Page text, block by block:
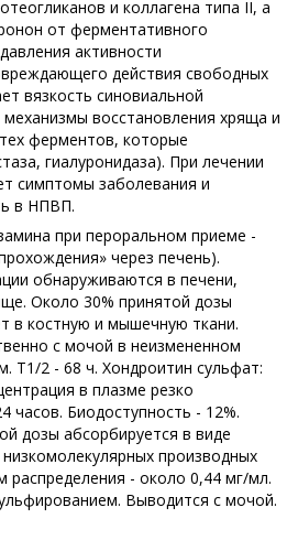
и коллагена типа II, а
от ферментативного
активности
действия свободных
вязкость синовиальной
восстановления хряща и
ферментов, которые
гиалуронидаза). При лечении
симптомы заболевания и
в НПВП.
при пероральном приеме -
через печень).
обнаруживаются в печени,
Около 30% принятой дозы
в костную и мышечную ткани.
с мочой в неизмененном
Т1/2 - 68 ч. Хондроитин сульфат:
в плазме резко
часов. Биодоступность - 12%.
дозы абсорбируется в виде
производных
распределения - около 0,44 мг/мл.
Выводится с мочой.